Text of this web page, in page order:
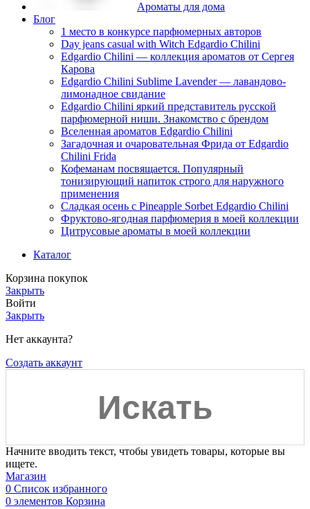
Ароматы для дома
Блог
1 место в конкурсе парфюмерных авторов
Day jeans casual with Witch Edgardio Chilini
Edgardio Chilini — коллекция ароматов от Сергея
Карова
Edgardio Chilini Sublime Lavender — лавандово-
лимонадное свидание
Edgardio Chilini яркий представитель русской
парфюмерной ниши. Знакомство с брендом
Вселенная ароматов Edgardio Chilini
Загадочная и очаровательная Фрида от Edgardio
Chilini Frida
Кофеманам посвящается. Популярный
тонизирующий напиток строго для наружного
применения
Сладкая осень с Pineapple Sorbet Edgardio Chilini
Фруктово-ягодная парфюмерия в моей коллекции
​Цитрусовые ароматы в моей коллекции
Каталог
Корзина покупок
Закрыть
Войти
Закрыть
Нет аккаунта?
Создать аккаунт
Начните вводить текст, чтобы увидеть товары, которые вы
ищете.
Магазин
0 Список избранного
0 элементов Корзина